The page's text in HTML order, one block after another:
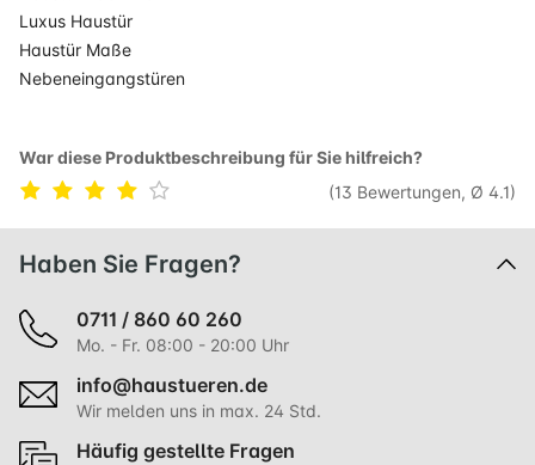
Luxus Haustür
Haustür Maße
Nebeneingangstüren
War diese Produktbeschreibung für Sie hilfreich?
(13 Bewertungen, Ø 4.1)
Haben Sie Fragen?
0711 / 860 60 260
Mo. - Fr. 08:00 - 20:00 Uhr
info@haustueren.de
Wir melden uns in max. 24 Std.
Häufig gestellte Fragen